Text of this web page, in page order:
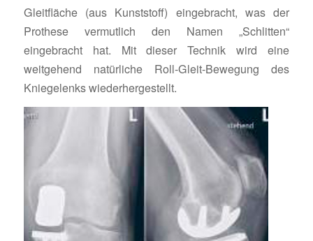
Gleitfläche (aus Kunststoff) eingebracht, was der
Prothese vermutlich den Namen „Schlitten“
eingebracht hat. Mit dieser Technik wird eine
weitgehend natürliche Roll-Gleit-Bewegung des
Kniegelenks wiederhergestellt.